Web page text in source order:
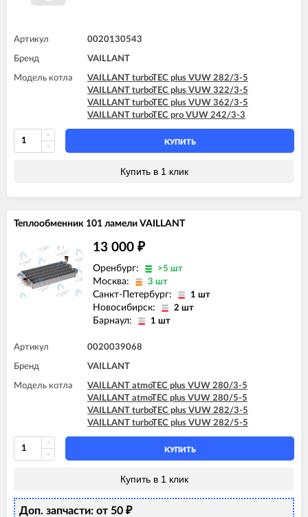
Артикул 0020130543
Бренд VAILLANT
Модель котла
VAILLANT turboTEC plus VUW 282/3-5
VAILLANT turboTEC plus VUW 322/3-5
VAILLANT turboTEC plus VUW 362/3-5
VAILLANT turboTEC pro VUW 242/3-3
КУПИТЬ
Купить в 1 клик
Теплообменник 101 ламели VAILLANT
13 000 ₽
Оренбург: >5 шт
Москва: 3 шт
Санкт-Петербург: 1 шт
Новосибирск: 2 шт
Барнаул: 1 шт
Артикул 0020039068
Бренд VAILLANT
Модель котла
VAILLANT atmoTEC plus VUW 280/3-5
VAILLANT atmoTEC plus VUW 280/5-5
VAILLANT turboTEC plus VUW 282/3-5
VAILLANT turboTEC plus VUW 282/5-5
КУПИТЬ
Купить в 1 клик
Доп. запчасти: от 50 ₽